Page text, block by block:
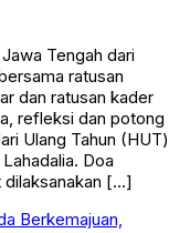
Tengah dari
ratusan
dan ratusan kader
refleksi dan potong
Ulang Tahun (HUT)
Doa
[…]